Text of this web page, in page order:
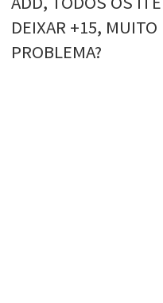
DEIXAR +15,
PROBLEMA?